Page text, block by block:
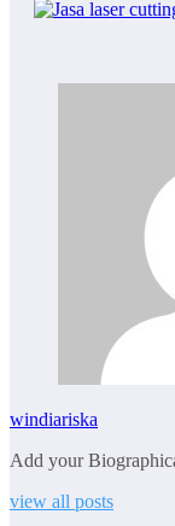
windiariska
Add your
view all posts